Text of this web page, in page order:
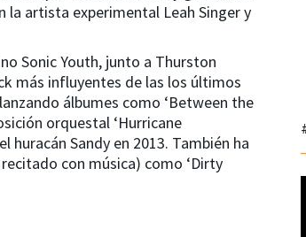
la artista experimental Leah Singer y
Sonic Youth, junto a Thurston
más influyentes de las los últimos
álbumes como ‘Between the
orquestal ‘Hurricane
Sandy en 2013. También ha
con música) como ‘Dirty